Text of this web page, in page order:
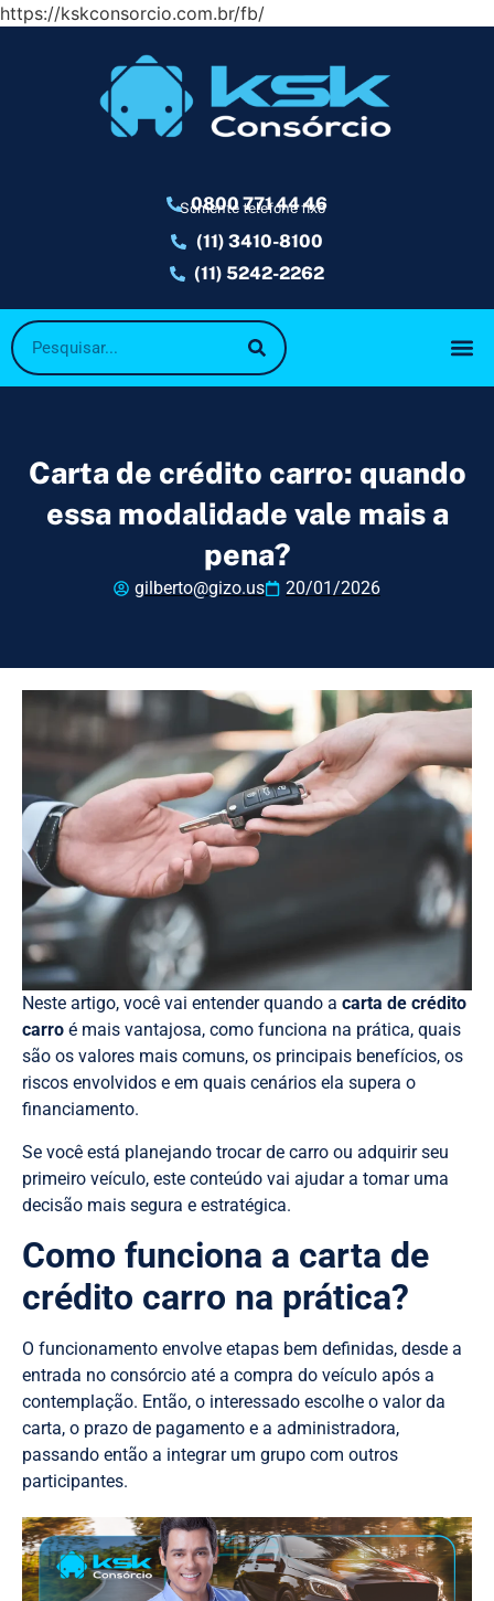
https://kskconsorcio.com.br/fb/
0800 771 44 46
Somente telefone fixo
(11) 3410-8100
(11) 5242-2262
Carta de crédito carro: quando
essa modalidade vale mais a
pena?
gilberto@gizo.us 20/01/2026
Neste artigo, você vai entender quando a carta de crédito
carro é mais vantajosa, como funciona na prática, quais
são os valores mais comuns, os principais benefícios, os
riscos envolvidos e em quais cenários ela supera o
financiamento.
Se você está planejando trocar de carro ou adquirir seu
primeiro veículo, este conteúdo vai ajudar a tomar uma
decisão mais segura e estratégica.
Como funciona a carta de
crédito carro na prática?
O funcionamento envolve etapas bem definidas, desde a
entrada no consórcio até a compra do veículo após a
contemplação. Então, o interessado escolhe o valor da
carta, o prazo de pagamento e a administradora,
passando então a integrar um grupo com outros
participantes.